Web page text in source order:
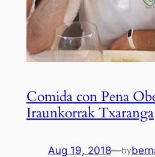
Comida con Pena
Iraunkorrak Txaranga
Aug 19, 2018—by